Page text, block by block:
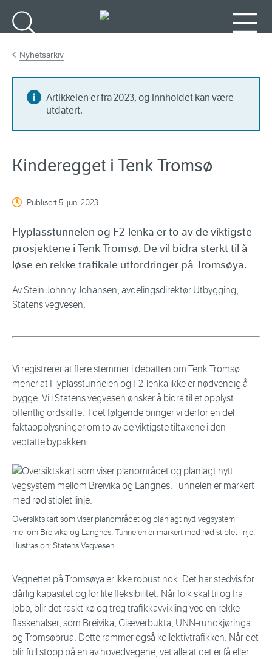
Nyhetsarkiv
Artikkelen er fra 2023, og innholdet kan være
utdatert.
Kinderegget i Tenk Tromsø
Publisert5. juni 2023
Flyplasstunnelen og F2-lenka er to av de viktigste
prosjektene i Tenk Tromsø. De vil bidra sterkt til å
løse en rekke trafikale utfordringer på Tromsøya.
AvStein Johnny Johansen, avdelingsdirektør Utbygging,
Statens vegvesen.
Vi registrerer at flere stemmer i debatten om Tenk Tromsø
mener at Flyplasstunnelen og F2-lenka ikke er nødvendig å
bygge. Vi i Statens vegvesen ønsker å bidra til et opplyst
offentlig ordskifte. I det følgende bringer vi derfor en del
faktaopplysninger om to av de viktigste tiltakene i den
vedtatte bypakken.
Oversiktskart som viser planområdet og planlagt nytt vegsystem
mellom Breivika og Langnes. Tunnelen er markert med rød stiplet linje.
Illustrasjon: Statens Vegvesen
Vegnettet på Tromsøya er ikke robust nok. Det har stedvis for
dårlig kapasitet og for lite fleksibilitet. Når folk skal til og fra
jobb, blir det raskt kø og treg trafikkavvikling ved en rekke
flaskehalser, som Breivika, Giæverbukta, UNN-rundkjøringa
og Tromsøbrua. Dette rammer også kollektivtrafikken. Når det
blir full stopp på en av hovedvegene, vet alle at det er få eller